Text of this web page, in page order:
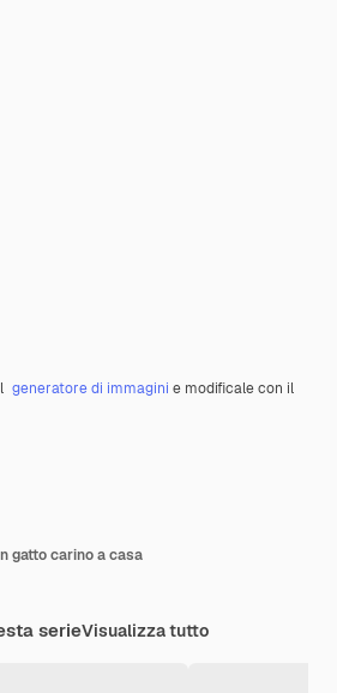
generatore di immagini e modificale con il
gatto carino a casa
serieVisualizza tutto